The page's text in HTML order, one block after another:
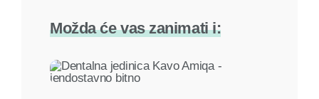
Možda će vas zanimati i: